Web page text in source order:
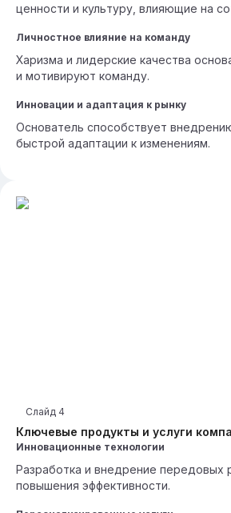
ценности и культуру, влияющие на
Личностное влияние на команду
Харизма и лидерские качества
и мотивируют команду.
Инновации и адаптация к рынку
Основатель способствует
быстрой адаптации к изменениям.
Ключевые продукты и услуги
Слайд 4
Инновационные технологии
Разработка и внедрение передовых
повышения эффективности.